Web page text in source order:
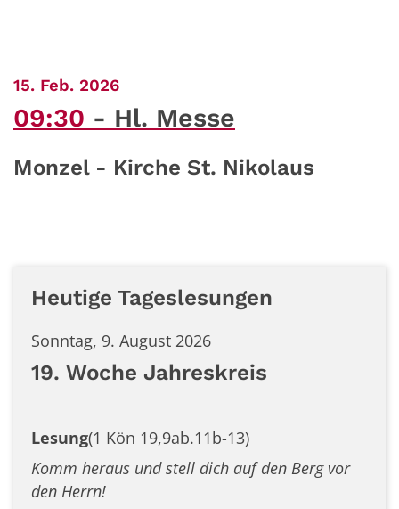
15. Feb. 2026:
09:30 Hl. Messe
Monzel - Kirche St. Nikolaus
Heutige Tageslesungen
Sonntag, 9. August 2026
19. Woche Jahreskreis
Lesung(1 Kön 19,9ab.11b-13)
Komm heraus und stell dich auf den Berg vor
den Herrn!